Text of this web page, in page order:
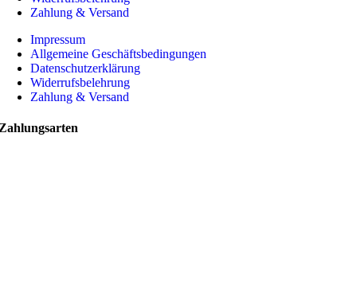
Zahlung & Versand
Impressum
Allgemeine Geschäftsbedingungen
Datenschutzerklärung
Widerrufsbelehrung
Zahlung & Versand